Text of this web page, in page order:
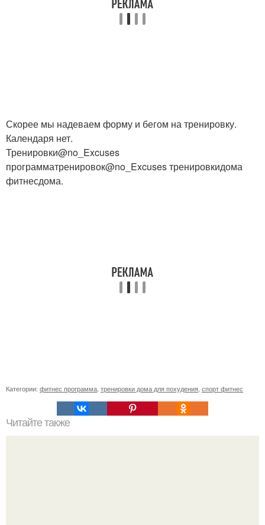
Скорее мы надеваем форму и бегом на тренировку.
Календаря нет.
Тренировки@no_Excuses
программатренировок@no_Excuses тренировкидома
фитнесдома.
Категории: фитнес программа тренировки дома для похудения спорт фитнес
Читайте также